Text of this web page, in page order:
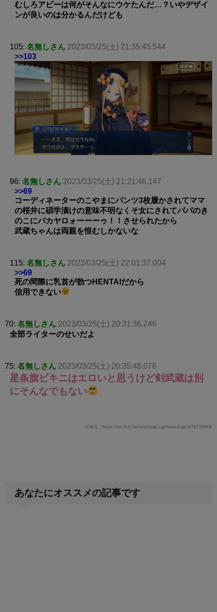
むしろアビーは何がそんなにウケたんだ…？いやデザイ
ンが良いのは分かるんだけども
105: 名無しさん 2023/03/25(土) 21:35:45.544
>>103
96: 名無しさん 2023/03/25(土) 21:21:46.147
>>69
コーディネーターのこやまにパンツ3枚履かされてママ
の桜井に碩学漬けの意味不明なくそ女にされてパパのき
のこにバカヤロォーーーゥ！！させられたから
武蔵ちゃんは両親を恨むしかないな
115: 名無しさん 2023/03/25(土) 22:01:37.004
>>69
死の間際に乳首が勃つHENTAIだから
信用できない
70: 名無しさん 2023/03/25(土) 20:31:36.246
全部ライターのせいだよ
75: 名無しさん 2023/03/25(土) 20:35:48.076
星条旗ビキニはエロいと思うけど剣武蔵は別
にそんなでもない
引用元：https://mi.5ch.net/test/read.cgi/news4vip/1679735949/
あなたにオススメの記事です